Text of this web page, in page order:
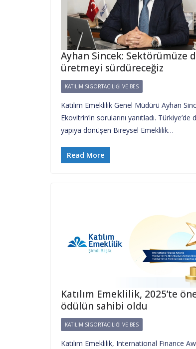
Ayhan Sincek: Sektörümüze
üretmeyi sürdüreceğiz
KATILIM SIGORTACILIĞI VE BES
Katılım Emeklilik Genel Müdürü Ayhan
Ekovitrin’in sorularını yanıtladı. Türkiye’de
yapıya dönüşen Bireysel Emeklilik…
Read More
Katılım Emeklilik, 2025’te
ödülün sahibi oldu
KATILIM SIGORTACILIĞI VE BES
Katılım Emeklilik, International Finance